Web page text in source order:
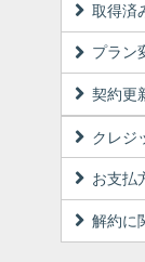
取得済
プラン
契約更
クレジ
お支払
解約に